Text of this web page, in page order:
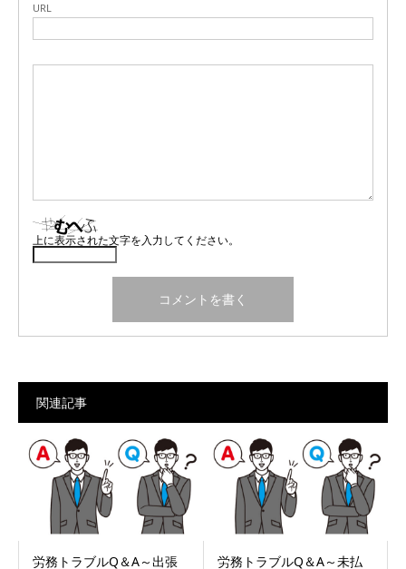
URL
上に表示された文字を入力してください。
関連記事
労務トラブルQ＆A～出張
労務トラブルQ＆A～未払